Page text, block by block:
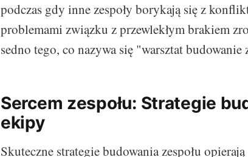
podczas gdy inne zespoły borykają się z
problemami związku z przewlekłym brakiem
sedno tego, co nazywa się "warsztat budowanie
Sercem zespołu: Strategie
ekipy
Skuteczne strategie budowania zespołu